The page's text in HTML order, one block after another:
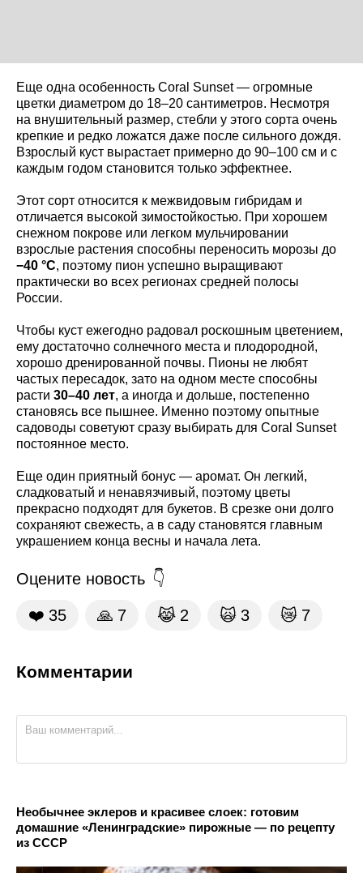
Еще одна особенность Coral Sunset — огромные
цветки диаметром до 18–20 сантиметров. Несмотря
на внушительный размер, стебли у этого сорта очень
крепкие и редко ложатся даже после сильного дождя.
Взрослый куст вырастает примерно до 90–100 см и с
каждым годом становится только эффектнее.
Этот сорт относится к межвидовым гибридам и
отличается высокой зимостойкостью. При хорошем
снежном покрове или легком мульчировании
взрослые растения способны переносить морозы до
−40 °C, поэтому пион успешно выращивают
практически во всех регионах средней полосы
России.
Чтобы куст ежегодно радовал роскошным цветением,
ему достаточно солнечного места и плодородной,
хорошо дренированной почвы. Пионы не любят
частых пересадок, зато на одном месте способны
расти 30–40 лет, а иногда и дольше, постепенно
становясь все пышнее. Именно поэтому опытные
садоводы советуют сразу выбирать для Coral Sunset
постоянное место.
Еще один приятный бонус — аромат. Он легкий,
сладковатый и ненавязчивый, поэтому цветы
прекрасно подходят для букетов. В срезке они долго
сохраняют свежесть, а в саду становятся главным
украшением конца весны и начала лета.
Оцените новость
❤️ 35 🙏 7 😹 2 🙀 3 😿 7
Комментарии
Необычнее эклеров и красивее слоек: готовим
домашние «Ленинградские» пирожные — по рецепту
из СССР